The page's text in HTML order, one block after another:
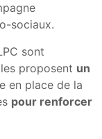
sociaux.
sont
proposent un
en place de la
pour renforcer